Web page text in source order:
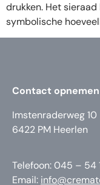
drukken. Het
symbolische
Contact opnemen
Imstenraderweg 10
6422 PM Heerlen
Telefoon: 045 – 54
Email: